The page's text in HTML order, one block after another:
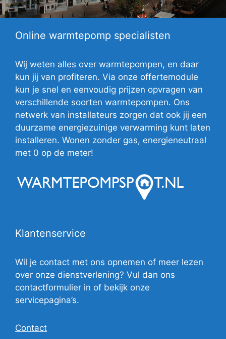
Online warmtepomp specialisten
Wij weten alles over warmtepompen, en daar
kun jij van profiteren. Via onze offertemodule
kun je snel en eenvoudig prijzen opvragen van
verschillende soorten warmtepompen. Ons
netwerk van installateurs zorgen dat ook jij een
duurzame energiezuinige verwarming kunt laten
installeren. Wonen zonder gas, energieneutraal
met 0 op de meter!
Klantenservice
Wil je contact met ons opnemen of meer lezen
over onze dienstverlening? Vul dan ons
contactformulier in of bekijk onze
servicepagina’s.
Contact